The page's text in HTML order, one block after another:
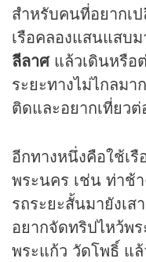
สำหรับคนที่อยากเ
เรือคลองแสนแสบ
ลีลาศแล้วเดินหรือ
ระยะทางไม่ไกลมา
ติดและอยากเที่ยวต่
อีกทางหนึ่งคือใช้เรื
พระนคร เช่น ท่าช้
รถระยะสั้นมายังเ
อยากจัดทริปไหว้พ
พระแก้ว วัดโพธิ์ แ